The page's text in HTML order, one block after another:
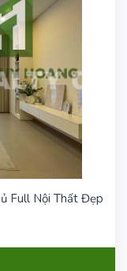
Full Nội Thất Đẹp